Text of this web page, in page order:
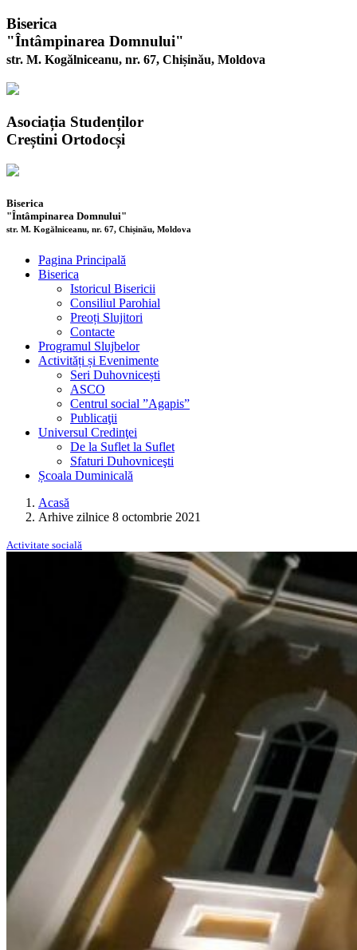
Biserica
"Întâmpinarea Domnului"
str. M. Kogălniceanu, nr. 67, Chișinău, Moldova
Asociația Studenților
Creștini Ortodocși
Biserica
"Întâmpinarea Domnului"
str. M. Kogălniceanu, nr. 67, Chișinău, Moldova
Pagina Principală
Biserica
Istoricul Bisericii
Consiliul Parohial
Preoți Slujitori
Contacte
Programul Slujbelor
Activități și Evenimente
Seri Duhovnicești
ASCO
Centrul social ”Agapis”
Publicaţii
Universul Credinţei
De la Suflet la Suflet
Sfaturi Duhovniceşti
Școala Duminicală
Acasă
Arhive zilnice 8 octombrie 2021
Activitate socială